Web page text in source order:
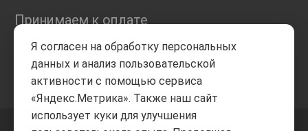
Принимаем к оплате
Я согласен на обработку персональных
данных и анализ пользовательской
активности с помощью сервиса
«Яндекс.Метрика». Также наш сайт
использует куки для улучшения